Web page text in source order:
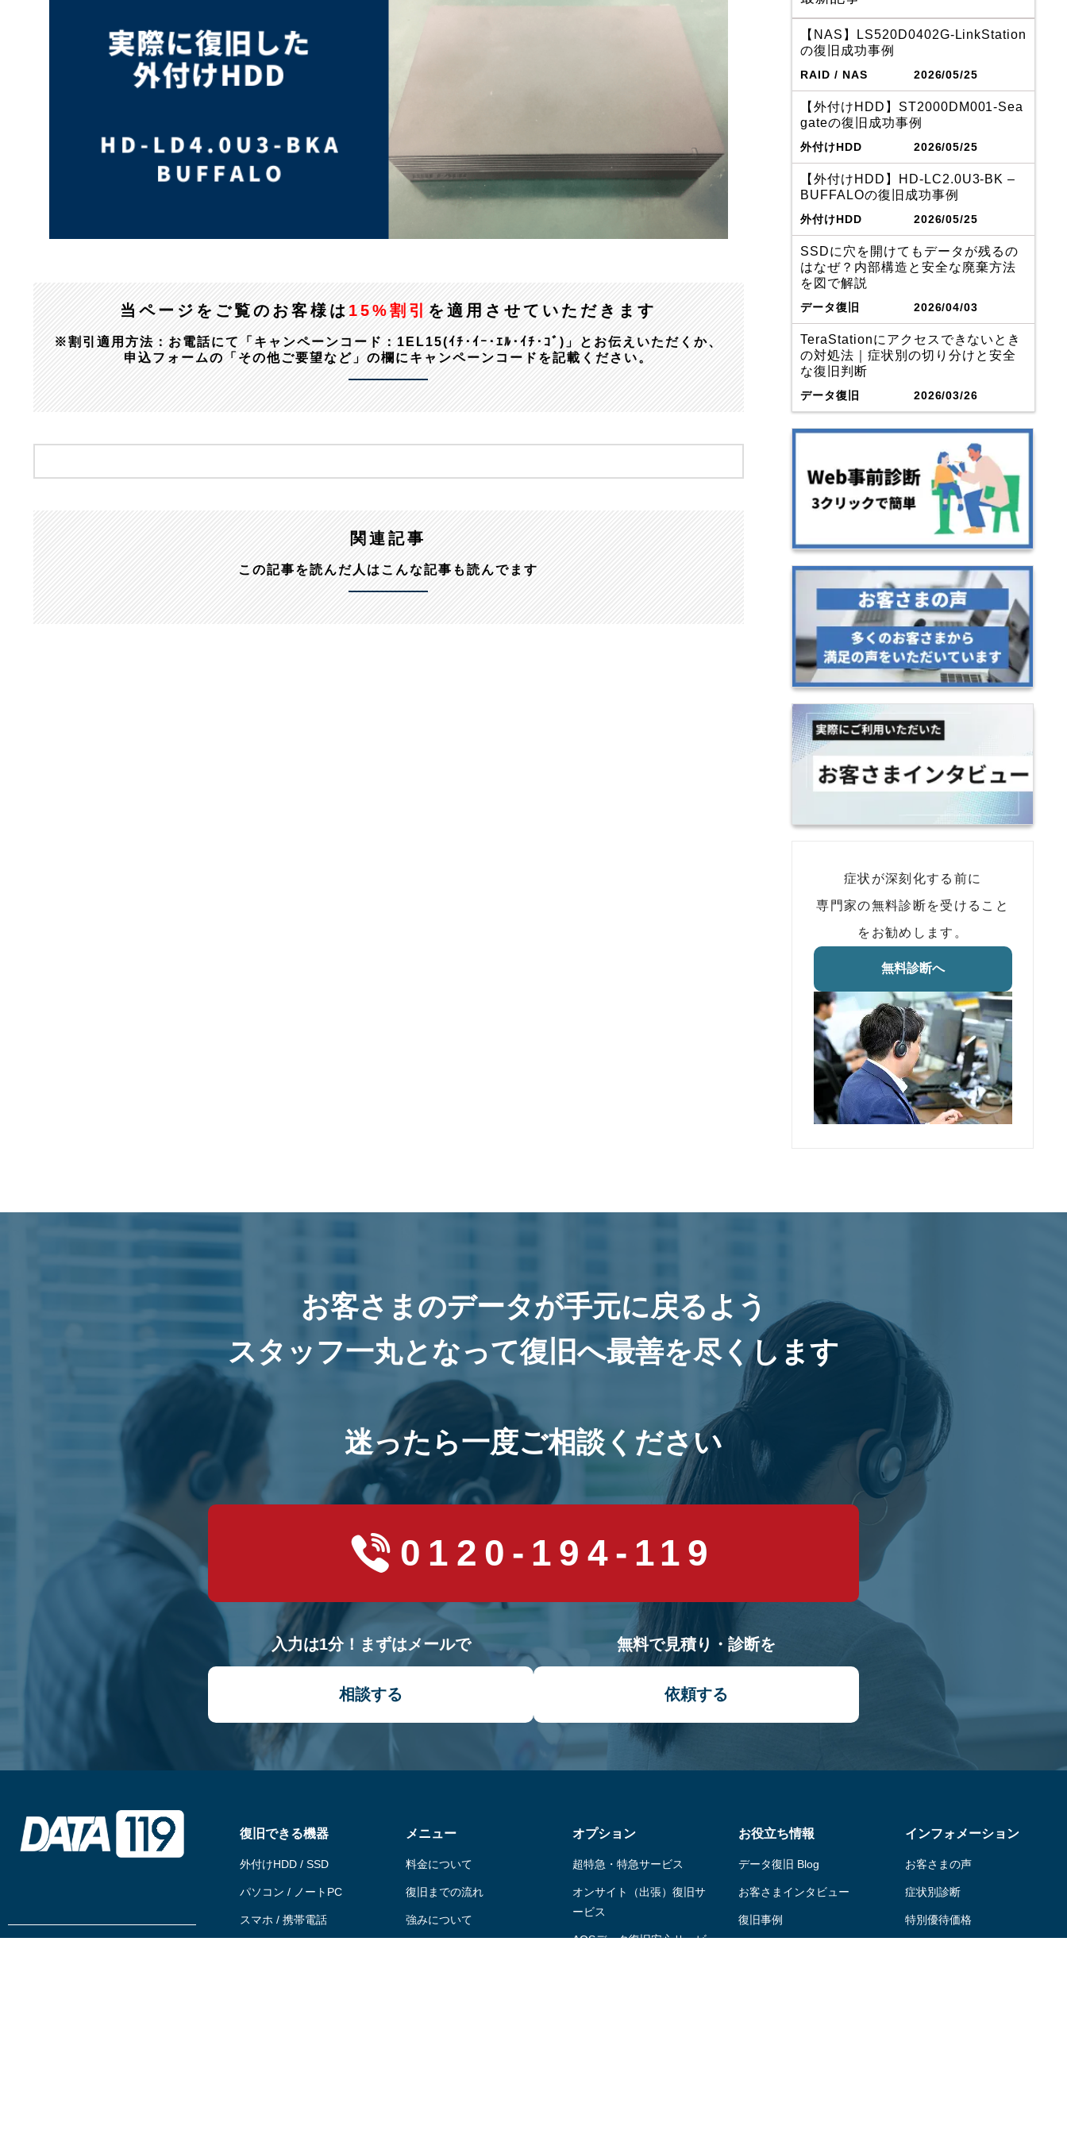
当ページをご覧のお客様は 15%割引 を適用させていただきます
※割引適用方法：お電話にて「キャンペーンコード：1EL15(ｲﾁ･ｲｰ･ｴﾙ･ｲﾁ･ｺﾞ)」とお伝えいただくか、
申込フォームの「その他ご要望など」の欄にキャンペーンコードを記載ください。
関連記事
この記事を読んだ人はこんな記事も読んでます
【NAS】LS520D0402G-LinkStation
の復旧成功事例
RAID / NAS 2026/05/25
【外付けHDD】ST2000DM001-Sea
gateの復旧成功事例
外付けHDD 2026/05/25
【外付けHDD】HD-LC2.0U3-BK –
BUFFALOの復旧成功事例
外付けHDD 2026/05/25
SSDに穴を開けてもデータが残るの
はなぜ？内部構造と安全な廃棄方法
を図で解説
データ復旧 2026/04/03
TeraStationにアクセスできないとき
の対処法｜症状別の切り分けと安全
な復旧判断
データ復旧 2026/03/26
症状が深刻化する前に
専門家の無料診断を受けること
をお勧めします。
無料診断へ
お客さまのデータが手元に戻るよう
スタッフ一丸となって復旧へ最善を尽くします
迷ったら一度ご相談ください
0120-194-119
入力は1分！まずはメールで
相談する
無料で見積り・診断を
依頼する
復旧できる機器
外付けHDD / SSD
パソコン / ノートPC
スマホ / 携帯電話
メニュー
料金について
復旧までの流れ
強みについて
オプション
超特急・特急サービス
オンサイト（出張）復旧サ
ービス
AOSデータ復旧安⼼サービ
お役立ち情報
データ復旧 Blog
お客さまインタビュー
復旧事例
インフォメーション
お客さまの声
症状別診断
特別優待価格